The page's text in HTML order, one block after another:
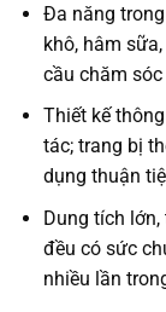
Đa năng
khô, hâm
cầu chăm
Thiết kế
tác; trang bị
dụng thuận
Dung tích
đều có sức
nhiều lần